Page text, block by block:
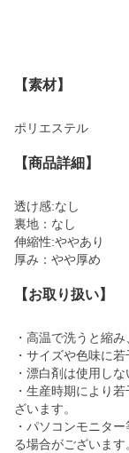
【素材】
ポリエステル
【商品詳細】
透け感:なし
裏地：なし
伸縮性:ややあり
厚み：やや厚め
【お取り扱い】
・高温で洗うと縮
・サイズや色味に
・漂白剤は使用しな
・生産時期により
ざいます。
・パソコンモニタ
る場合がございます